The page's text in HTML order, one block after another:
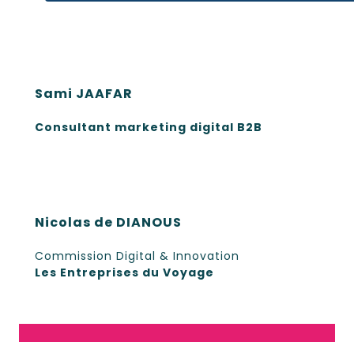
Sami JAAFAR
Consultant marketing digital B2B
Nicolas de DIANOUS
Commission Digital & Innovation
Les Entreprises du Voyage